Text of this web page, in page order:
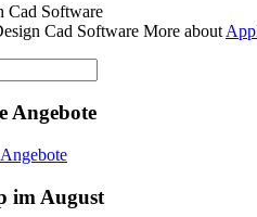
Cad Software
Cad Software More about
Angebote
im August